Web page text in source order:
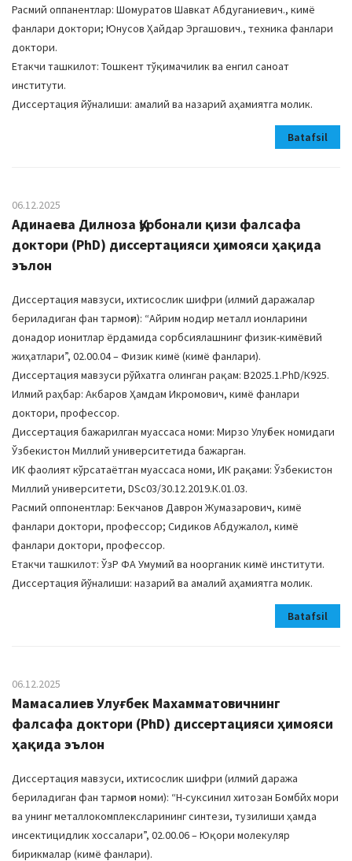
Расмий оппанентлар: Шомуратов Шавкат Абдуганиевич., кимё
фанлари доктори; Юнусов Ҳайдар Эргашович., техника фанлари
доктори.
Етакчи ташкилот: Тошкент тўқимачилик ва енгил саноат
институти.
Диссертация йўналиши: амалий ва назарий аҳамиятга молик.
Batafsil
06.12.2025
Адинаева Дилноза Қурбонали қизи фалсафа
доктори (PhD) диссертацияси ҳимояси ҳақида
эълон
Диссертация мавзуси, ихтисослик шифри (илмий даражалар
бериладиган фан тармоғи): “Айрим нодир металл ионларини
донадор ионитлар ёрдамида сорбсиялашнинг физик-кимёвий
жиҳатлари”, 02.00.04 – Физик кимё (кимё фанлари).
Диссертация мавзуси рўйхатга олинган рақам: В2025.1.PhD/К925.
Илмий раҳбар: Акбаров Ҳамдам Икромович, кимё фанлари
доктори, профессор.
Диссертация бажарилган муассаса номи: Мирзо Улуғбек номидаги
Ўзбекистон Миллий университетида бажарган.
ИК фаолият кўрсатаётган муассаса номи, ИК рақами: Ўзбекистон
Миллий университети, DSc03/30.12.2019.К.01.03.
Расмий оппонентлар: Бекчанов Даврон Жумазарович, кимё
фанлари доктори, профессор; Сидиков Абдужалол, кимё
фанлари доктори, профессор.
Етакчи ташкилот: ЎзР ФА Умумий ва ноорганик кимё институти.
Диссертация йўналиши: назарий ва амалий аҳамиятга молик.
Batafsil
06.12.2025
Мамасалиев Улуғбек Махамматовичнинг
фалсафа доктори (PhD) диссертацияси ҳимояси
ҳақида эълон
Диссертация мавзуси, ихтисослик шифри (илмий даража
бериладиган фан тармоғи номи): “Н-суксинил хитозан Бомбйх мори
ва унинг металлокомплексларининг синтези, тузилиши ҳамда
инсектицидлик хоссалари”, 02.00.06 – Юқори молекуляр
бирикмалар (кимё фанлари).